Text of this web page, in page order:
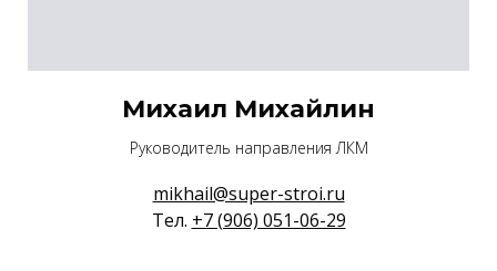
Михаил Михайлин
Руководитель направления ЛКМ
mikhail@super-stroi.ru
Тел. +7 (906) 051-06-29